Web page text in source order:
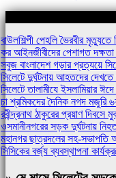
বাউলশিল্পী পেহলি ভৈরবীর
কর আইনজীবীদের পেশাগত
সবুজ বাংলাদেশ গড়ার প্রত্যয়ে
সিলেটে দুর্ঘটনায় আহতদের দেখতে
সিলেটে তালামীযে ইসলামিয়ার
চা শ্রমিকদের দৈনিক নগদ মজুরি
রবীন্দ্রনাথ ঠাকুরের প্রয়াণ
ওসমানীনগরের সড়ক দুর্ঘটনায়
মহানগর ছাত্রদলের সহ-সভাপতি
সিসিকের বর্জ্য ব্যবস্থাপনা